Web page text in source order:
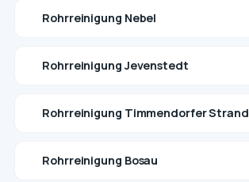
Rohrreinigung Nebel
Rohrreinigung Jevenstedt
Rohrreinigung Timmendorfer Strand
Rohrreinigung Bosau